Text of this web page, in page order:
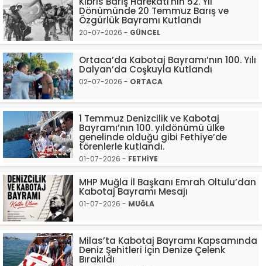
Dönümünde 20 Temmuz Barış ve
Özgürlük Bayramı Kutlandı
20-07-2026 - GÜNCEL
Ortaca’da Kabotaj Bayramı’nın 100. Yılı
Dalyan’da Coşkuyla Kutlandı
02-07-2026 - ORTACA
1 Temmuz Denizcilik ve Kabotaj
Bayramı’nın 100. yıldönümü ülke
genelinde olduğu gibi Fethiye’de
törenlerle kutlandı.
01-07-2026 - FETHİYE
MHP Muğla İl Başkanı Emrah Oltulu’dan
Kabotaj Bayramı Mesajı
01-07-2026 - MUĞLA
Milas’ta Kabotaj Bayramı Kapsamında
Deniz Şehitleri İçin Denize Çelenk
Bırakıldı